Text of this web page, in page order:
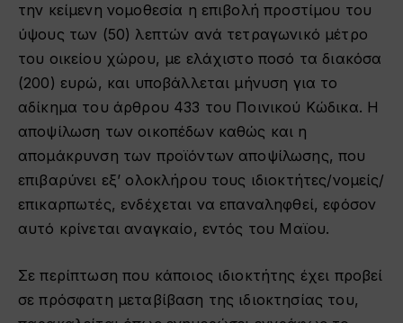
την κείμενη νομοθεσία η επιβολή προστίμου του
ύψους των (50) λεπτών ανά τετραγωνικό μέτρο
του οικείου χώρου, με ελάχιστο ποσό τα διακόσα
(200) ευρώ, και υποβάλλεται μήνυση για το
αδίκημα του άρθρου 433 του Ποινικού Κώδικα. Η
αποψίλωση των οικοπέδων καθώς και η
απομάκρυνση των προϊόντων αποψίλωσης, που
επιβαρύνει εξ’ ολοκλήρου τους ιδιοκτήτες/νομείς/
επικαρπωτές, ενδέχεται να επαναληφθεί, εφόσον
αυτό κρίνεται αναγκαίο, εντός του Μαϊου.
Σε περίπτωση που κάποιος ιδιοκτήτης έχει προβεί
σε πρόσφατη μεταβίβαση της ιδιοκτησίας του,